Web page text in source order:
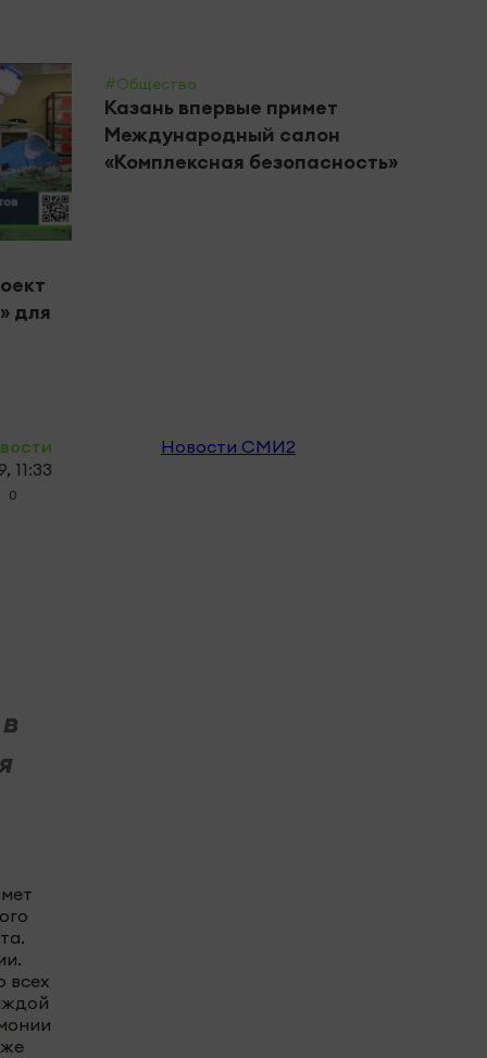
для
#Общество
Казань впервые примет
Международный салон
«Комплексная безопасность»
11:33
0
всех
Новости СМИ2